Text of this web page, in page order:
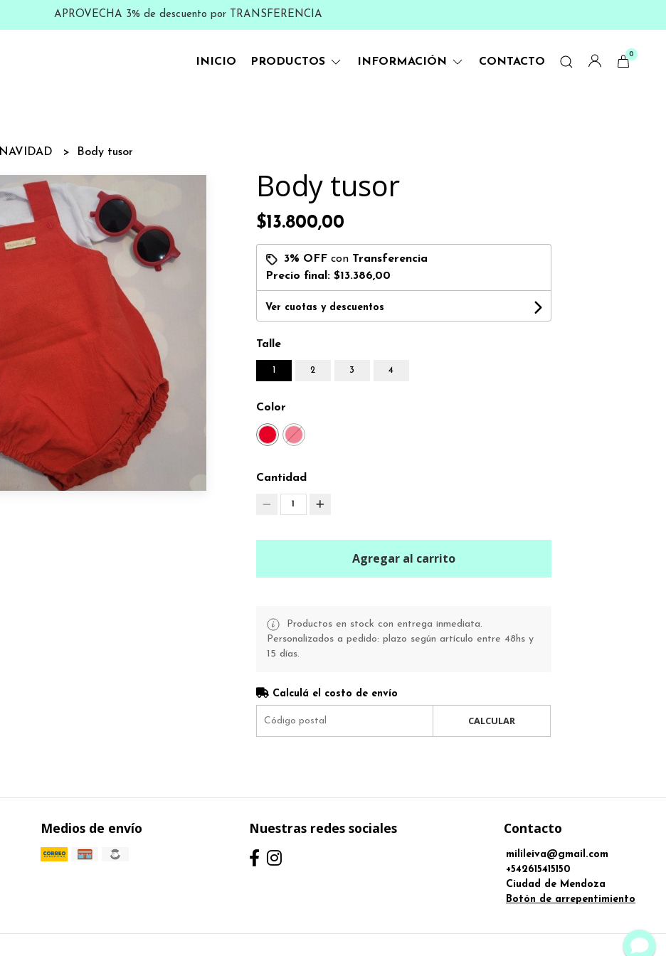
APROVECHA 3% de descuento por TRANSFERENCIA
INICIO PRODUCTOS INFORMACIÓN CONTACTO
0
NAVIDAD Body tusor
Body tusor
$13.800,00
3% OFFcon Transferencia
Precio final: $13.386,00
Ver cuotas y descuentos
Talle
1 2 3 4
Color
Cantidad
1
Agregar al carrito
Productos en stock con entrega inmediata.
Personalizados a pedido: plazo según artículo entre 48hs y
15 días.
Calculá el costo de envío
CALCULAR
Medios de envío Nuestras redes sociales Contacto
milileiva@gmail.com
+542615415150
Ciudad de Mendoza
Botón de arrepentimiento